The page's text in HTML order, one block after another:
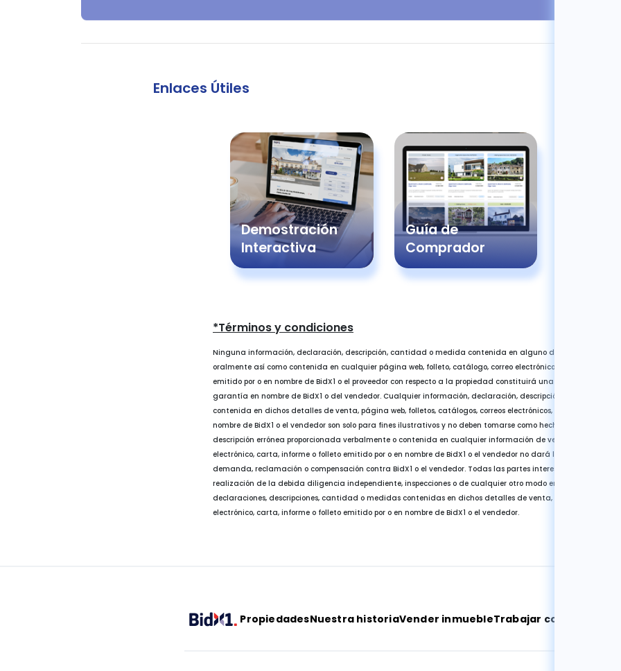
Enlaces Útiles
Demostración
Interactiva
Guía de
Comprador
*Términos y condiciones
Ninguna información, declaración, descripción, cantidad o medida contenida en alguno de los datos de
oralmente así como contenida en cualquier página web, folleto, catálogo, correo electrónico, carta, informa,
emitido por o en nombre de BidX1 o el proveedor con respecto a la propiedad constituirá una representación,
garantía en nombre de BidX1 o del vendedor. Cualquier información, declaración, descripción, cantidad o
contenida en dichos detalles de venta, página web, folletos, catálogos, correos electrónicos, cartas, informes o
nombre de BidX1 o el vendedor son solo para fines ilustrativos y no deben tomarse como hechos. Cualquier
descripción errónea proporcionada verbalmente o contenida en cualquier información de venta, página web,
electrónico, carta, informe o folleto emitido por o en nombre de BidX1 o el vendedor no dará lugar a ningún
demanda, reclamación o compensación contra BidX1 o el vendedor. Todas las partes interesadas deben
realización de la debida diligencia independiente, inspecciones o de cualquier otro modo en cuanto a la
declaraciones, descripciones, cantidad o medidas contenidas en dichos detalles de venta, página web,
electrónico, carta, informe o folleto emitido por o en nombre de BidX1 o el vendedor.
PropiedadesNuestra historiaVender inmuebleTrabajar con nosotros